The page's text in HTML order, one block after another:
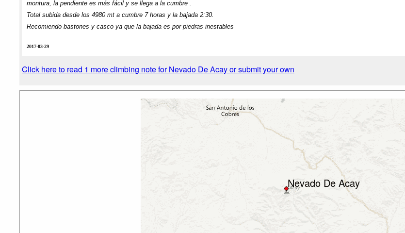
montura, la pendiente es más fácil y se llega a la cumbre .
Total subida desde los 4980 mt a cumbre 7 horas y la bajada 2:30.
Recomiendo bastones y casco ya que la bajada es por piedras inestables
2017-03-29
Click here to read 1 more climbing note for Nevado De Acay or submit your own